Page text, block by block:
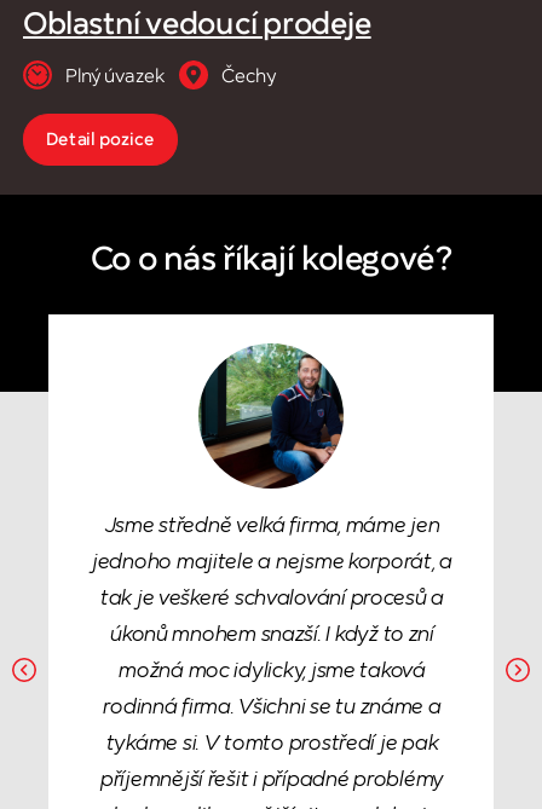
Oblastní vedoucí prodeje
Plný úvazek Čechy
Detail pozice
Co o nás říkají kolegové?
Jsme středně velká firma, máme jen
jednoho majitele a nejsme korporát, a
tak je veškeré schvalování procesů a
úkonů mnohem snazší. I když to zní
možná moc idylicky, jsme taková
rodinná firma. Všichni se tu známe a
tykáme si. V tomto prostředí je pak
příjemnější řešit i případné problémy